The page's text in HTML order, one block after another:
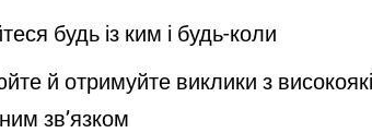
будь із ким і будь-коли
й отримуйте виклики з
зв’язком